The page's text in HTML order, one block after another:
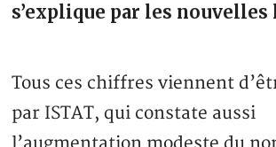
s’explique par les nouvelles
Tous ces chiffres viennent
par ISTAT, qui constate aussi